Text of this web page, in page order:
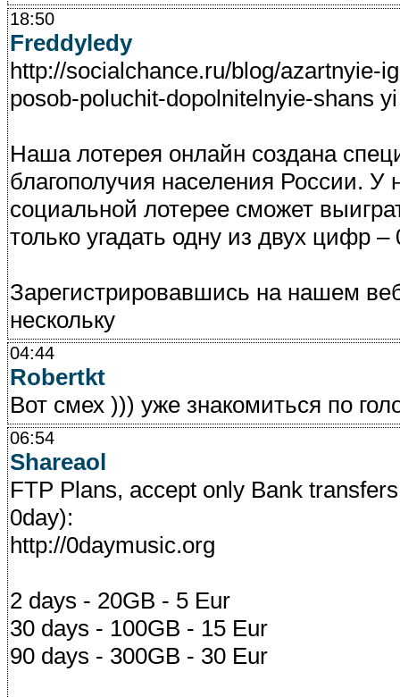
18:50
Freddyledy
http://socialchance.ru/blog/azartnyie-
posob-poluchit-dopolnitelnyie-shans
Наша лотерея онлайн создана
благополучия населения России. У
социальной лотерее сможет
только угадать одну из двух цифр –
Зарегистрировавшись на нашем
нескольку
04:44
Robertkt
Вот смех ))) уже знакомиться по
06:54
Shareaol
FTP Plans, accept only Bank
0day):
http://0daymusic.org
2 days - 20GB - 5 Eur
30 days - 100GB - 15 Eur
90 days - 300GB - 30 Eur